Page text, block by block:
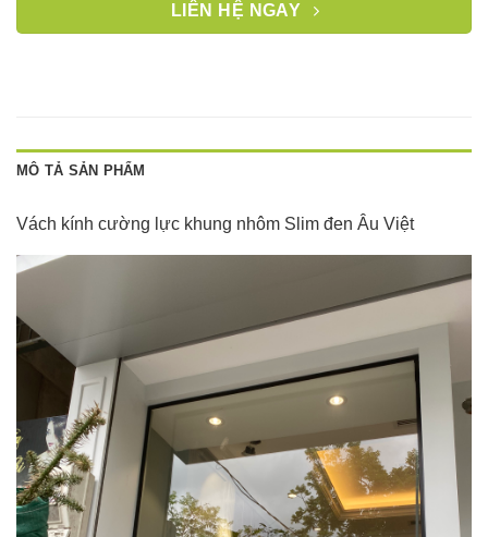
LIÊN HỆ NGAY
MÔ TẢ SẢN PHẨM
Vách kính cường lực khung nhôm Slim đen Âu Việt